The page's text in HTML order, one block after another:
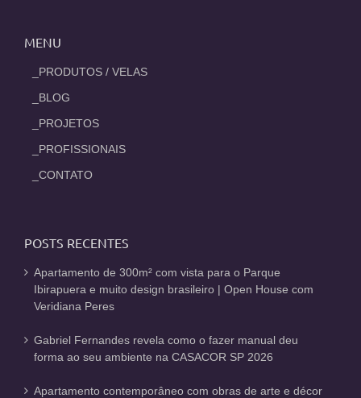
MENU
_PRODUTOS / VELAS
_BLOG
_PROJETOS
_PROFISSIONAIS
_CONTATO
POSTS RECENTES
Apartamento de 300m² com vista para o Parque
Ibirapuera e muito design brasileiro | Open House com
Veridiana Peres
Gabriel Fernandes revela como o fazer manual deu
forma ao seu ambiente na CASACOR SP 2026
Apartamento contemporâneo com obras de arte e décor